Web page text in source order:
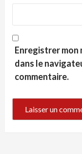
Enregistrer mon
dans le
commentaire.